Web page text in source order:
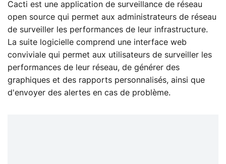
Cacti est une application de surveillance de réseau
open source qui permet aux administrateurs de réseau
de surveiller les performances de leur infrastructure.
La suite logicielle comprend une interface web
conviviale qui permet aux utilisateurs de surveiller les
performances de leur réseau, de générer des
graphiques et des rapports personnalisés, ainsi que
d'envoyer des alertes en cas de problème.